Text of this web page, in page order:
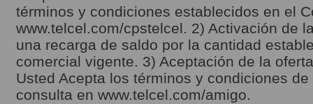
términos y condiciones establecidos en el
www.telcel.com/cpstelcel. 2) Activación de
una recarga de saldo por la cantidad
comercial vigente. 3) Aceptación de la
Usted Acepta los términos y condiciones
consulta en www.telcel.com/amigo.